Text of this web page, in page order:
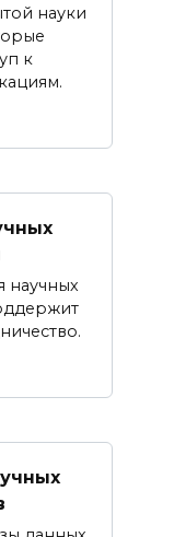
науки
к
научных